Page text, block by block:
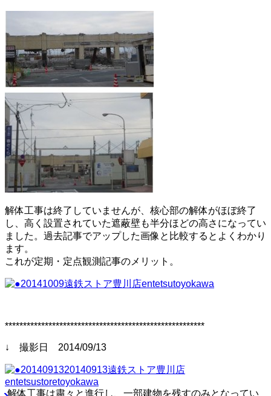
解体工事は終了していませんが、核心部の解体がほぼ終了
し、高く設置されていた遮蔽壁も半分ほどの高さになってい
ました。過去記事でアップした画像と比較するとよくわかり
ます。
これが定期・定点観測記事のメリット。
*******************************************************
↓ 撮影日 2014/09/13
解体工事は粛々と進行し、一部建物を残すのみとなってい